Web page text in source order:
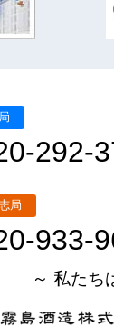
292-
局
933-
～ 私たち